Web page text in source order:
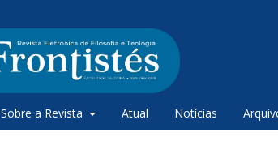
Sobre a Revista Atual Notícias